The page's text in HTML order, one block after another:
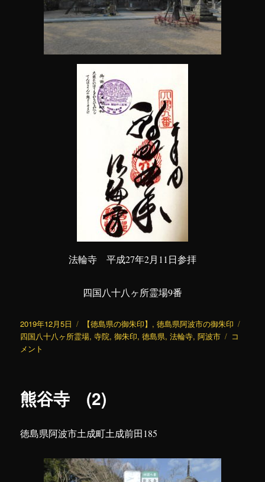
法輪寺 平成27年2月11日参拝
四国八十八ヶ所霊場9番
投
稿
日:
2019年12月5日
カ
テ
【徳島県の御朱印】 ,徳島県阿波市の御朱印
四国八十八ヶ所霊場,寺院,御朱印,徳島県,法輪寺,阿波市
法
コ
メント
熊谷寺 (2)
徳島県阿波市土成町土成前田185